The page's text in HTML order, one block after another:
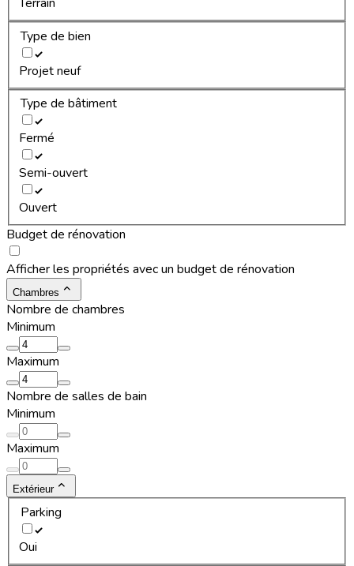
Type de bien
Projet neuf
Type de bâtiment
Fermé
Semi-ouvert
Ouvert
Budget de rénovation
Afficher les propriétés avec un budget de rénovation
Chambres
Nombre de chambres
Minimum
Maximum
Nombre de salles de bain
Minimum
Maximum
Extérieur
Parking
Oui